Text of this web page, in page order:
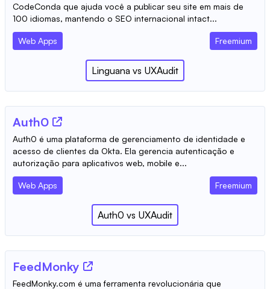
CodeConda que ajuda você a publicar seu site em mais de
100 idiomas, mantendo o SEO internacional intact...
Web Apps Freemium
Linguana vs UXAudit
Auth0
Auth0 é uma plataforma de gerenciamento de identidade e
acesso de clientes da Okta. Ela gerencia autenticação e
autorização para aplicativos web, mobile e...
Web Apps Freemium
Auth0 vs UXAudit
FeedMonky
FeedMonky.com é uma ferramenta revolucionária que